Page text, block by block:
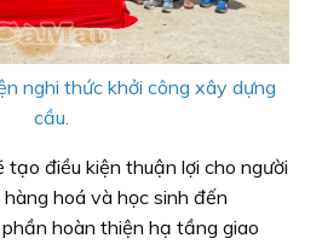
nghi thức khởi công xây dựng
cầu.
tạo điều kiện thuận lợi cho người
hoá và học sinh đến
hoàn thiện hạ tầng giao